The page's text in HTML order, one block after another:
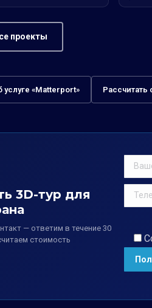
проекты
«Matterport» Рассчитать
3D-тур для
— ответим в течение 30
стоимость